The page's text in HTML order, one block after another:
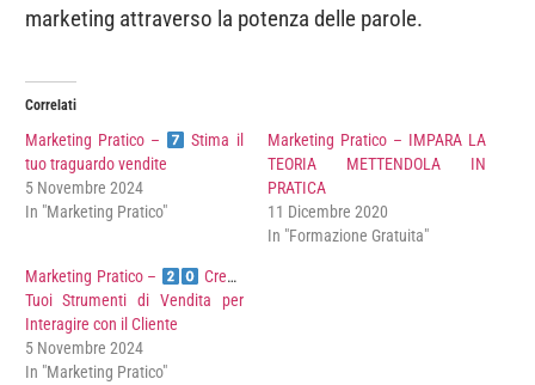
marketing attraverso la potenza delle parole.
Correlati
Marketing Pratico –
Stima il
tuo traguardo vendite
5 Novembre 2024
In "Marketing Pratico"
Marketing Pratico – IMPARA LA
TEORIA METTENDOLA IN
PRATICA
11 Dicembre 2020
In "Formazione Gratuita"
Marketing Pratico –
Crea i
Tuoi Strumenti di Vendita per
Interagire con il Cliente
5 Novembre 2024
In "Marketing Pratico"